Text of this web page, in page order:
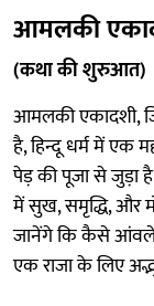
आमलकी
(कथा की शुरुआत)
आमलकी एकादशी,
है, हिन्दू धर्म में एक
पेड़ की पूजा से जुड़ा
में सुख, समृद्धि, और
जानेंगे कि कैसे आंवले
एक राजा के लिए